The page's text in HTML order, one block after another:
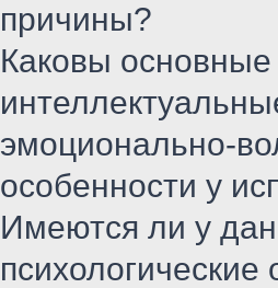
причины?
Каковы основные
эмоционально-
особенности у
Имеются ли у
психологические